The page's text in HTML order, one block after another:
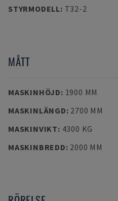
STYRMODELL: T32-2
MÅTT
MASKINHÖJD: 1900 MM
MASKINLÄNGD: 2700 MM
MASKINVIKT: 4300 KG
MASKINBREDD: 2000 MM